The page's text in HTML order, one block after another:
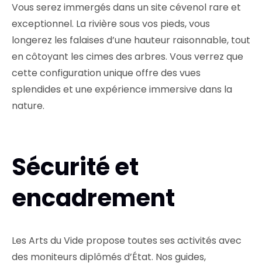
Vous serez immergés dans un site cévenol rare et
exceptionnel. La rivière sous vos pieds, vous
longerez les falaises d’une hauteur raisonnable, tout
en côtoyant les cimes des arbres. Vous verrez que
cette configuration unique offre des vues
splendides et une expérience immersive dans la
nature.
Sécurité et
encadrement
Les Arts du Vide propose toutes ses activités avec
des moniteurs diplômés d’État. Nos guides,